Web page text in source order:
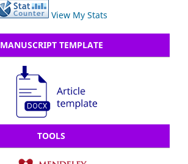
View My Stats
MANUSCRIPT TEMPLATE
TOOLS